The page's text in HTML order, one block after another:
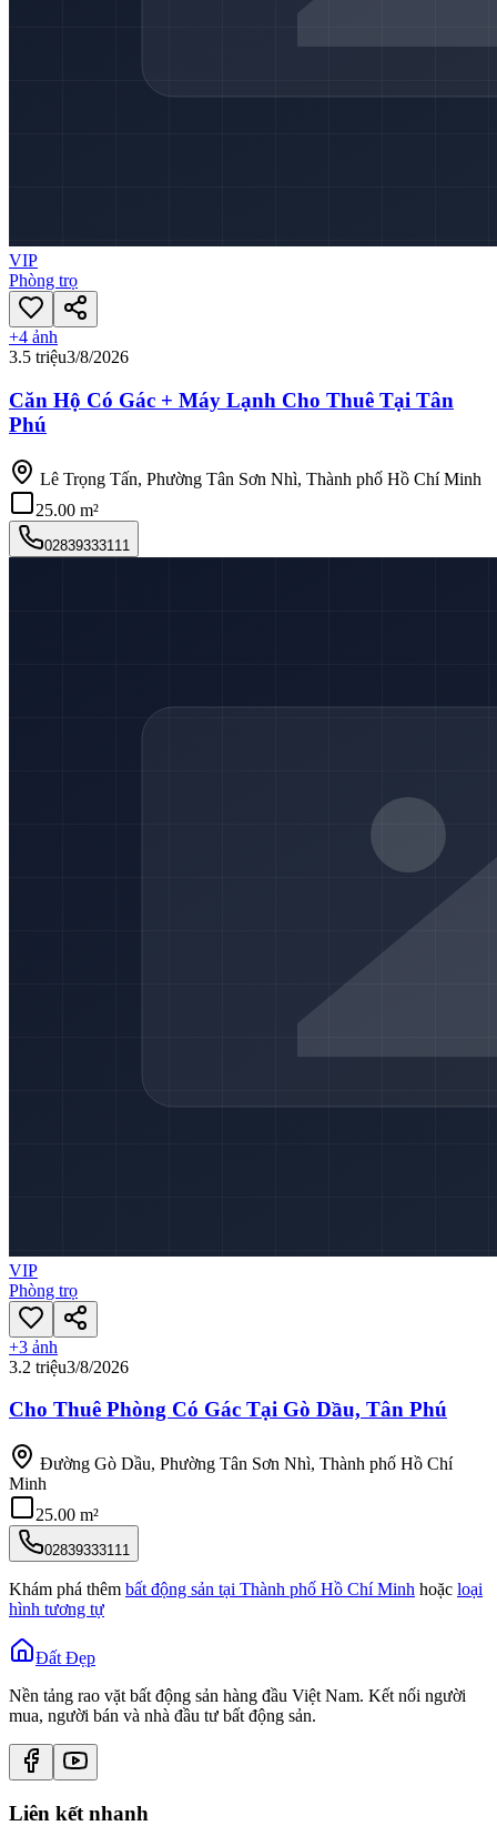
VIP
Phòng trọ
+4 ảnh
3.5 triệu3/8/2026
Căn Hộ Có Gác + Máy Lạnh Cho Thuê Tại Tân
Phú
Lê Trọng Tấn, Phường Tân Sơn Nhì, Thành phố Hồ Chí Minh
25.00 m²
02839333111
VIP
Phòng trọ
+3 ảnh
3.2 triệu3/8/2026
Cho Thuê Phòng Có Gác Tại Gò Dầu, Tân Phú
Đường Gò Dầu, Phường Tân Sơn Nhì, Thành phố Hồ Chí
Minh
25.00 m²
02839333111
Khám phá thêm bất động sản tại Thành phố Hồ Chí Minh hoặc loại
hình tương tự
Đất Đẹp
Nền tảng rao vặt bất động sản hàng đầu Việt Nam. Kết nối người
mua, người bán và nhà đầu tư bất động sản.
Liên kết nhanh